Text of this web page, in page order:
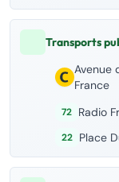
Transports
Avenue
France
72 Radio
22 Place